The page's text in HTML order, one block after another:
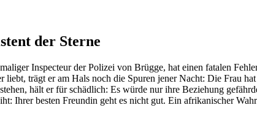
der Sterne
Inspecteur der Polizei von Brügge, hat einen fatalen
trägt er am Hals noch die Spuren jener Nacht: Die Frau
hält er für schädlich: Es würde nur ihre Beziehung
Ihrer besten Freundin geht es nicht gut. Ein afrikanischer